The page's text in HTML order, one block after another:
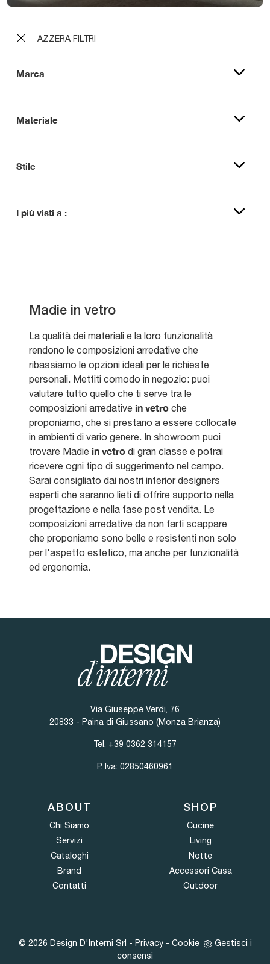
AZZERA FILTRI
Marca
Materiale
Stile
I più visti a :
Madie in vetro
La qualità dei materiali e la loro funzionalità
rendono le composizioni arredative che
ribassiamo le opzioni ideali per le richieste
personali. Mettiti comodo in negozio: puoi
valutare tutto quello che ti serve tra le
composizioni arredative in vetro che
proponiamo, che si prestano a essere collocate
in ambienti di vario genere. In showroom puoi
trovare Madie in vetro di gran classe e potrai
ricevere ogni tipo di suggerimento nel campo.
Sarai consigliato dai nostri interior designers
esperti che saranno lieti di offrire supporto nella
progettazione e nella fase post vendita. Le
composizioni arredative da non farti scappare
che proponiamo sono belle e resistenti non solo
per l'aspetto estetico, ma anche per funzionalità
ed ergonomia.
Via Giuseppe Verdi, 76
20833 - Paina di Giussano (Monza Brianza)
Tel. +39 0362 314157
P. Iva: 02850460961
ABOUT
Chi Siamo
Servizi
Cataloghi
Brand
Contatti
SHOP
Cucine
Living
Notte
Accessori Casa
Outdoor
© 2026 Design D'Interni Srl - Privacy- Cookie
Gestisci i
consensi